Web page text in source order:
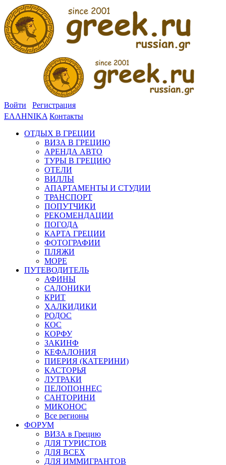
Войти
Регистрация
ΕΛΛΗΝΙΚΑ Контакты
ОТДЫХ В ГРЕЦИИ
ВИЗА В ГРЕЦИЮ
АРЕНДА АВТО
ТУРЫ В ГРЕЦИЮ
ОТЕЛИ
ВИЛЛЫ
АПАРТАМЕНТЫ И СТУДИИ
ТРАНСПОРТ
ПОПУТЧИКИ
РЕКОМЕНДАЦИИ
ПОГОДА
КАРТА ГРЕЦИИ
ФОТОГРАФИИ
ПЛЯЖИ
МОРЕ
ПУТЕВОДИТЕЛЬ
АФИНЫ
САЛОНИКИ
КРИТ
ХАЛКИДИКИ
РОДОС
КОС
КОРФУ
ЗАКИНФ
КЕФАЛОНИЯ
ПИЕРИЯ (КАТЕРИНИ)
КАСТОРЬЯ
ЛУТРАКИ
ПЕЛОПОННЕС
САНТОРИНИ
МИКОНОС
Все регионы
ФОРУМ
ВИЗА в Грецию
ДЛЯ ТУРИСТОВ
ДЛЯ ВСЕХ
ДЛЯ ИММИГРАНТОВ